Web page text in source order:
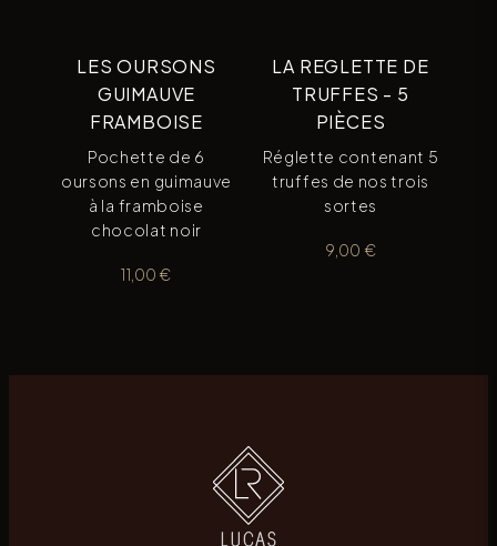
LES OURSONS
GUIMAUVE
FRAMBOISE
Pochette de 6
oursons en guimauve
à la framboise
chocolat noir
11,00 €
LA REGLETTE DE
TRUFFES - 5
PIÈCES
Réglette contenant 5
truffes de nos trois
sortes
9,00 €